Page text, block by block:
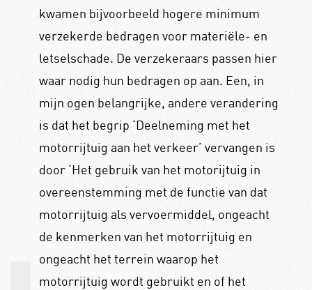
kwamen bijvoorbeeld hogere minimum
verzekerde bedragen voor materiële- en
letselschade. De verzekeraars passen hier
waar nodig hun bedragen op aan. Een, in
mijn ogen belangrijke, andere verandering
is dat het begrip ‘Deelneming met het
motorrijtuig aan het verkeer’ vervangen is
door ‘Het gebruik van het motorijtuig in
overeenstemming met de functie van dat
motorrijtuig als vervoermiddel, ongeacht
de kenmerken van het motorrijtuig en
ongeacht het terrein waarop het
motorrijtuig wordt gebruikt en of het